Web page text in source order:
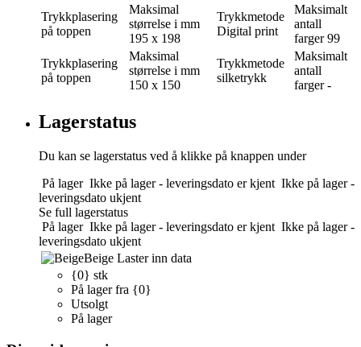
Trykkplasering
på toppen
Maksimal
størrelse i mm
195 x 198
Trykkmetode
Digital print
Maksimalt
antall
farger 99
Trykkplasering
på toppen
Maksimal
størrelse i mm
150 x 150
Trykkmetode
silketrykk
Maksimalt
antall
farger -
Lagerstatus
Du kan se lagerstatus ved å klikke på knappen under
På lager Ikke på lager - leveringsdato er kjent Ikke på lager -
leveringsdato ukjent
Se full lagerstatus
På lager Ikke på lager - leveringsdato er kjent Ikke på lager -
leveringsdato ukjent
Beige Laster inn data
{0} stk
På lager fra {0}
Utsolgt
På lager